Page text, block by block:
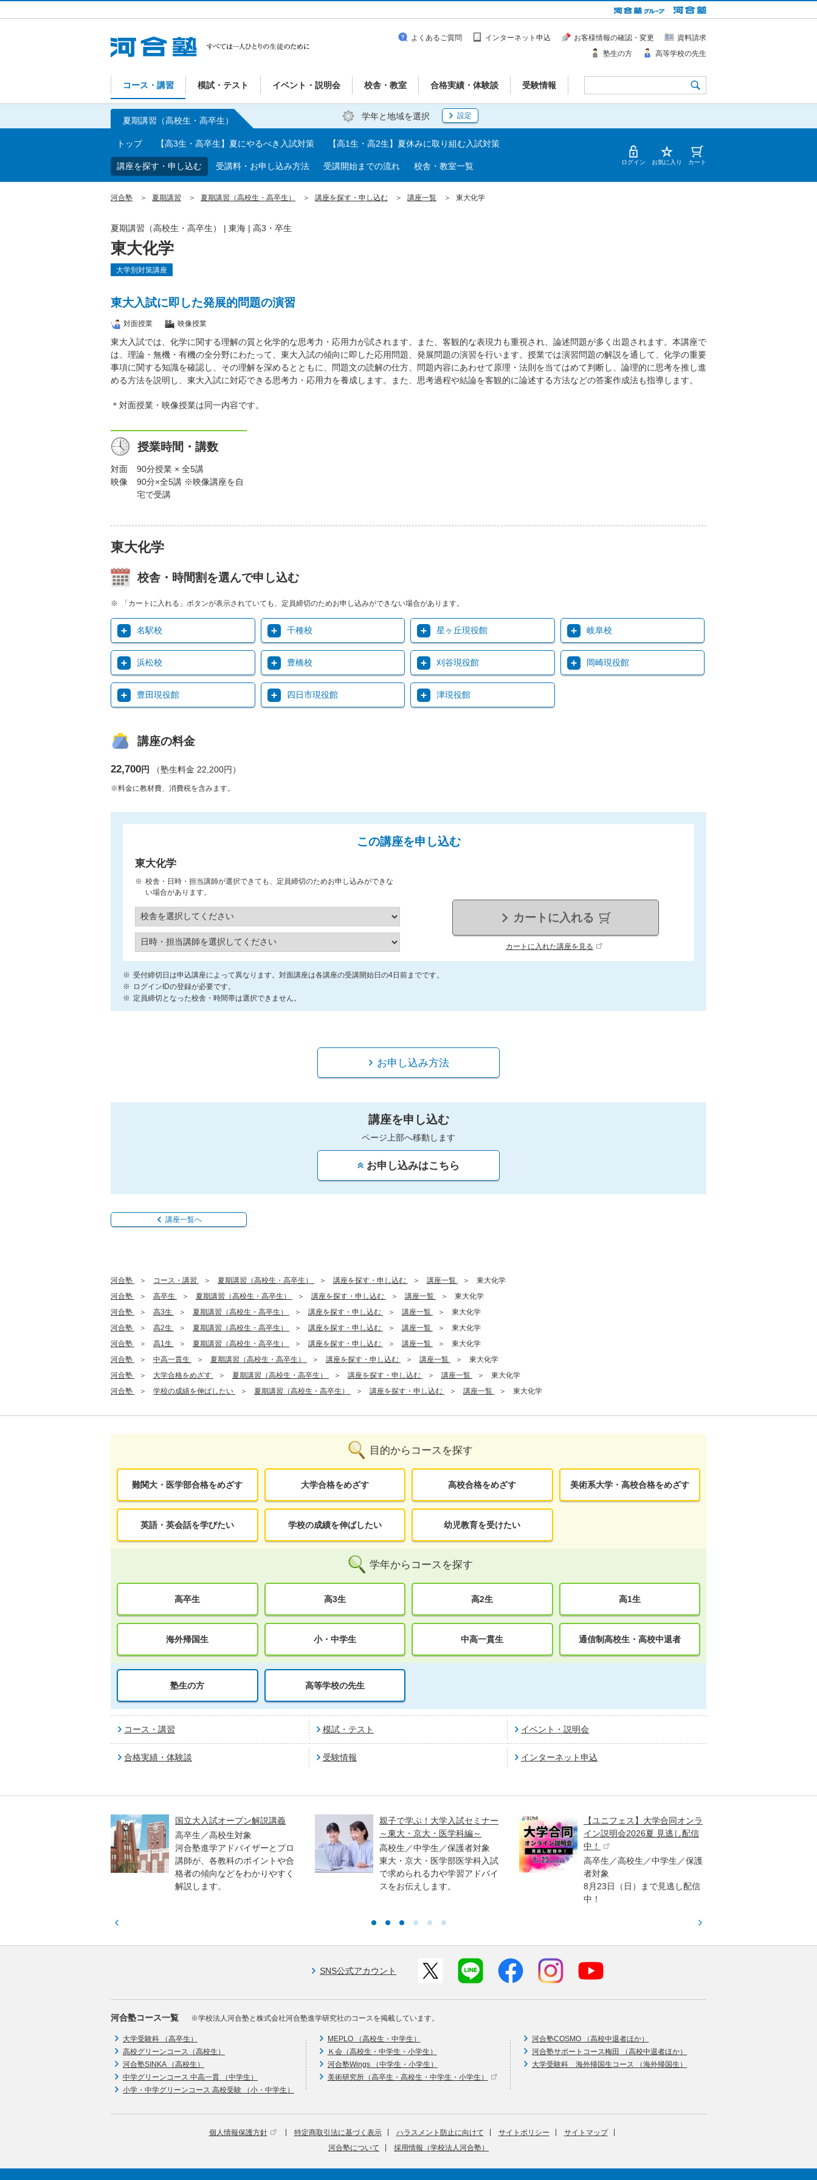
コース・講習 模試・テスト イベント・説明会 校舎・教室 合格実績・体験談 受験情報
よくあるご質問 インターネット申込 お客様情報の確認・変更
資料請求
塾生の方
高等学校の先生
学年と地域を選択 設定
夏期講習（高校生・高卒生）
トップ 【高3生・高卒生】夏にやるべき入試対策 【高1生・高2生】夏休みに取り組む入試対策
講座を探す・申し込む 受講料・お申し込み方法 受講開始までの流れ 校舎・教室一覧 ログイン お気に入り カート
河合塾 夏期講習 夏期講習（高校生・高卒生） 講座を探す・申し込む 講座一覧 東大化学
東大化学
夏期講習（高校生・高卒生） | 東海 | 高3・卒生
大学別対策講座
東大入試に即した発展的問題の演習
対面授業 映像授業
東大入試では、化学に関する理解の質と化学的な思考力・応用力が試されます。また、客観的な表現力も重視され、論述問題が多く出題されます。本講座で
は、理論・無機・有機の全分野にわたって、東大入試の傾向に即した応用問題、発展問題の演習を行います。授業では演習問題の解説を通して、化学の重要
事項に関する知識を確認し、その理解を深めるとともに、問題文の読解の仕方、問題内容にあわせて原理・法則を当てはめて判断し、論理的に思考を推し進
める方法を説明し、東大入試に対応できる思考力・応用力を養成します。また、思考過程や結論を客観的に論述する方法などの答案作成法も指導します。
＊対面授業・映像授業は同一内容です。
授業時間・講数
対面
90分授業 × 全5講
映像
90分×全5講 ※映像講座を自
宅で受講
東大化学
校舎・時間割を選んで申し込む
「カートに入れる」ボタンが表示されていても、定員締切のためお申し込みができない場合があります。
名駅校 千種校 星ヶ丘現役館 岐阜校
浜松校 豊橋校 刈谷現役館 岡崎現役館
豊田現役館 四日市現役館 津現役館
講座の料金
22,700円 （塾生料金 22,200円）
※料金に教材費、消費税を含みます。
この講座を申し込む
東大化学
校舎・日時・担当講師が選択できても、定員締切のためお申し込みができな
い場合があります。
カートに入れる
カートに入れた講座を見る
受付締切日は申込講座によって異なります。対面講座は各講座の受講開始日の4日前までです。
ログインIDの登録が必要です。
定員締切となった校舎・時間帯は選択できません。
お申し込み方法
講座を申し込む
ページ上部へ移動します
お申し込みはこちら
講座一覧へ
河合塾 コース・講習 夏期講習（高校生・高卒生） 講座を探す・申し込む 講座一覧
東大化学
河合塾
高卒生 夏期講習（高校生・高卒生） 講座を探す・申し込む 講座一覧
東大化学
河合塾
高3生 夏期講習（高校生・高卒生） 講座を探す・申し込む 講座一覧
東大化学
河合塾
高2生 夏期講習（高校生・高卒生） 講座を探す・申し込む 講座一覧
東大化学
河合塾
高1生 夏期講習（高校生・高卒生） 講座を探す・申し込む 講座一覧
東大化学
河合塾
中高一貫生 夏期講習（高校生・高卒生） 講座を探す・申し込む 講座一覧
東大化学
河合塾
大学合格をめざす 夏期講習（高校生・高卒生） 講座を探す・申し込む 講座一覧
東大化学
河合塾
学校の成績を伸ばしたい 夏期講習（高校生・高卒生） 講座を探す・申し込む 講座一覧 東大化学
目的からコースを探す
難関大・医学部合格をめざす 大学合格をめざす 高校合格をめざす 美術系大学・高校合格をめざす
英語・英会話を学びたい 学校の成績を伸ばしたい 幼児教育を受けたい
学年からコースを探す
高卒生 高3生 高2生 高1生
海外帰国生 小・中学生 中高一貫生 通信制高校生・高校中退者
塾生の方 高等学校の先生
コース・講習 模試・テスト イベント・説明会
合格実績・体験談 受験情報 インターネット申込
国立大入試オープン解説講義
高卒生／高校生対象
河合塾進学アドバイザーとプロ
講師が、各教科のポイントや合
格者の傾向などをわかりやすく
解説します。
親子で学ぶ！大学入試セミナー
～東大・京大・医学科編～
高校生／中学生／保護者対象
東大・京大・医学部医学科入試
で求められる力や学習アドバイ
スをお伝えします。
【ユニフェス】大学合同オンラ
イン説明会2026夏 見逃し配信
中！
高卒生／高校生／中学生／保護
者対象
8月23日（日）まで見逃し配信
中！
SNS公式アカウント
河合塾コース一覧 ※学校法人河合塾と株式会社河合塾進学研究社のコースを掲載しています。
大学受験科 （高卒生）
高校グリーンコース（高校生）
河合塾SINKA （高校生）
中学グリーンコース 中高一貫 （中学生）
小学・中学グリーンコース 高校受験 （小・中学生）
MEPLO （高校生・中学生）
Ｋ会（高校生・中学生・小学生）
河合塾Wings （中学生・小学生）
美術研究所（高卒生・高校生・中学生・小学生）
河合塾COSMO （高校中退者ほか）
河合塾サポートコース梅田 （高校中退者ほか）
大学受験科 海外帰国生コース （海外帰国生）
個人情報保護方針 特定商取引法に基づく表示 ハラスメント防止に向けて サイトポリシー
サイトマップ
河合塾について
採用情報（学校法人河合塾）